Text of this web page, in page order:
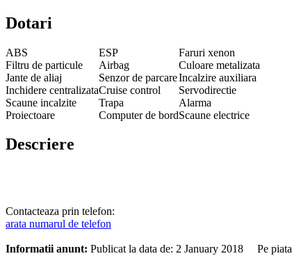
Dotari
ABS ESP
Faruri xenon
Filtru de particule
Airbag
Culoare metalizata
Jante de aliaj
Senzor de parcareIncalzire auxiliara
Inchidere centralizataCruise control
Servodirectie
Scaune incalzite
Trapa
Alarma
Proiectoare
Computer de bordScaune electrice
Descriere
Contacteaza prin telefon:
arata numarul de telefon
Informatii anunt: Publicat la data de: 2 January 2018 Pe